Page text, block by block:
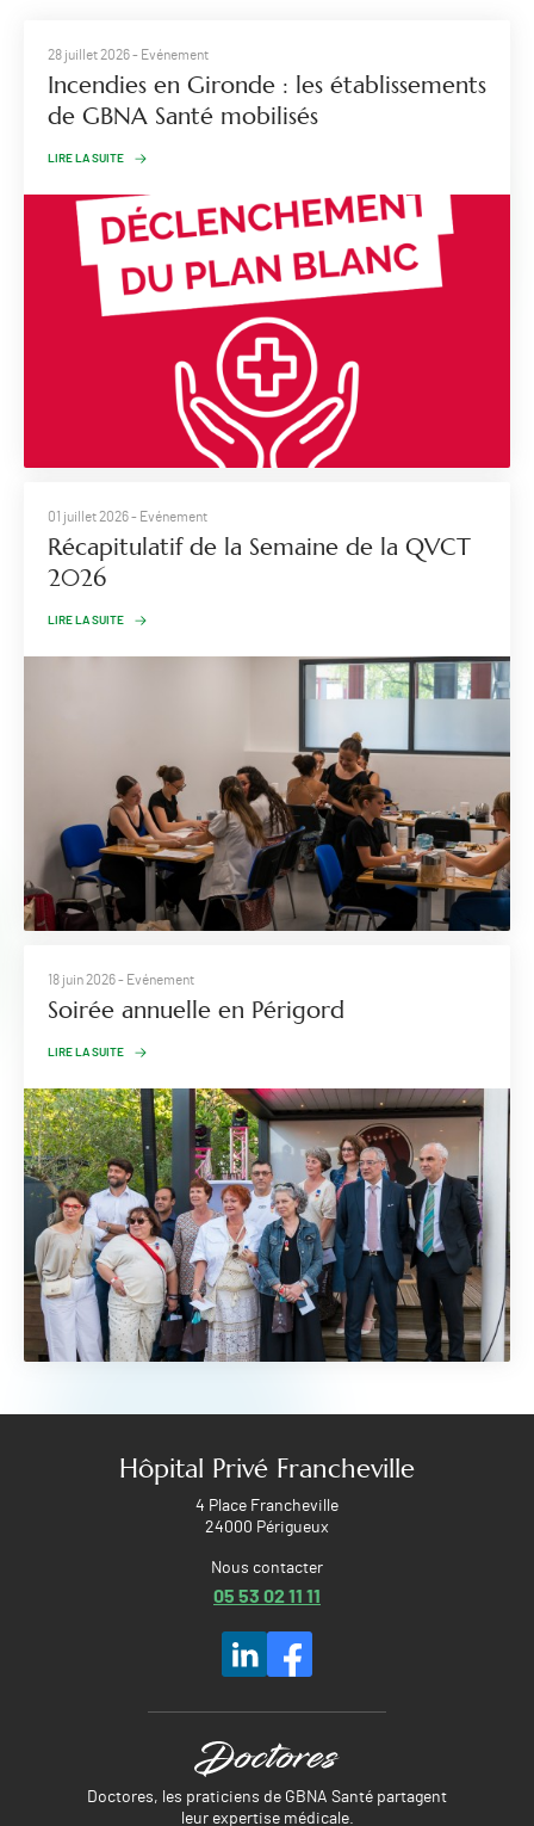
28 juillet 2026- Evénement
Incendies en Gironde : les établissements
de GBNA Santé mobilisés
LIRE LA SUITE
01 juillet 2026- Evénement
Récapitulatif de la Semaine de la QVCT
2026
LIRE LA SUITE
18 juin 2026- Evénement
Soirée annuelle en Périgord
LIRE LA SUITE
Hôpital Privé Francheville
4 Place Francheville
24000 Périgueux
Nous contacter
05 53 02 11 11
Doctores, les praticiens de GBNA Santé partagent
leur expertise médicale.